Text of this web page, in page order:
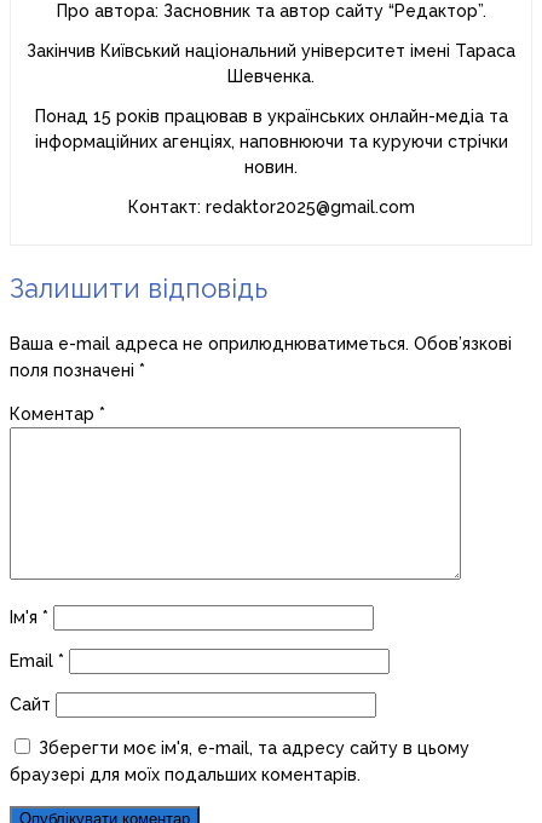
Про автора: Засновник та автор сайту “Редактор”.
Закінчив Київський національний університет імені Тараса
Шевченка.
Понад 15 років працював в українських онлайн-медіа та
інформаційних агенціях, наповнюючи та куруючи стрічки
новин.
Контакт: redaktor2025@gmail.com
Залишити відповідь
Ваша e-mail адреса не оприлюднюватиметься. Обов’язкові
поля позначені *
Коментар *
Ім'я *
Email *
Сайт
Зберегти моє ім'я, e-mail, та адресу сайту в цьому
браузері для моїх подальших коментарів.